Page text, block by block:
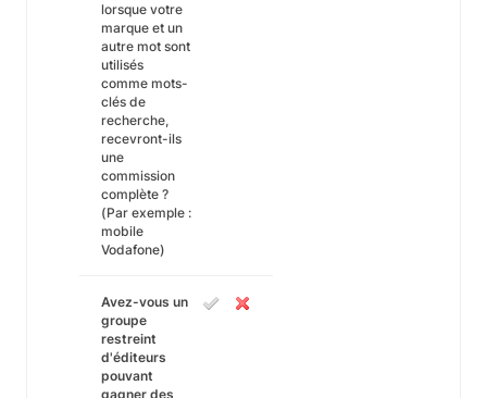
lorsque votre
marque et un
autre mot sont
utilisés
comme mots-
clés de
recherche,
recevront-ils
une
commission
complète ?
(Par exemple :
mobile
Vodafone)
Avez-vous un
groupe
restreint
d'éditeurs
pouvant
gagner des